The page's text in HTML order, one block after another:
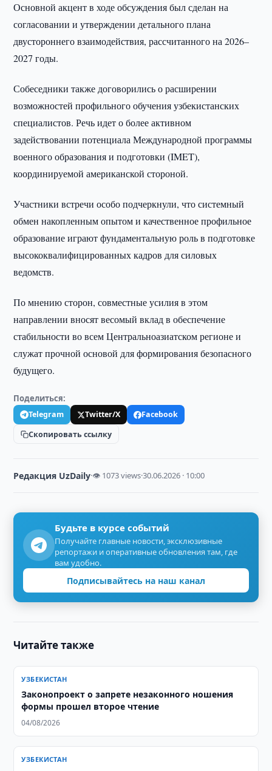
Основной акцент в ходе обсуждения был сделан на
согласовании и утверждении детального плана
двустороннего взаимодействия, рассчитанного на 2026–
2027 годы.
Собеседники также договорились о расширении
возможностей профильного обучения узбекистанских
специалистов. Речь идет о более активном
задействовании потенциала Международной программы
военного образования и подготовки (IMET),
координируемой американской стороной.
Участники встречи особо подчеркнули, что системный
обмен накопленным опытом и качественное профильное
образование играют фундаментальную роль в подготовке
высококвалифицированных кадров для силовых
ведомств.
По мнению сторон, совместные усилия в этом
направлении вносят весомый вклад в обеспечение
стабильности во всем Центральноазиатском регионе и
служат прочной основой для формирования безопасного
будущего.
Поделиться:
Telegram Twitter/X
Facebook
Скопировать ссылку
Редакция UzDaily·👁 1073 views·30.06.2026 · 10:00
Будьте в курсе событий
Получайте главные новости, эксклюзивные
репортажи и оперативные обновления там, где
вам удобно.
Подписывайтесь на наш канал
Читайте также
УЗБЕКИСТАН
Законопроект о запрете незаконного ношения
формы прошел второе чтение
04/08/2026
УЗБЕКИСТАН